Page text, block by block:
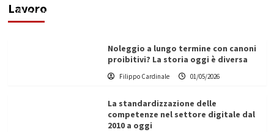
LavoroFilippo Cardinale
Noleggio a lungo termine con canoni
proibitivi? La storia oggi è diversa
Filippo Cardinale 01/05/2026
La standardizzazione delle
competenze nel settore digitale dal
2010 a oggi